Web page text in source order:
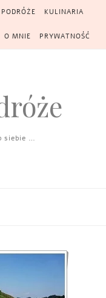
PODRÓŻE KULINARIA
O MNIE PRYWATNOŚĆ
siebie …